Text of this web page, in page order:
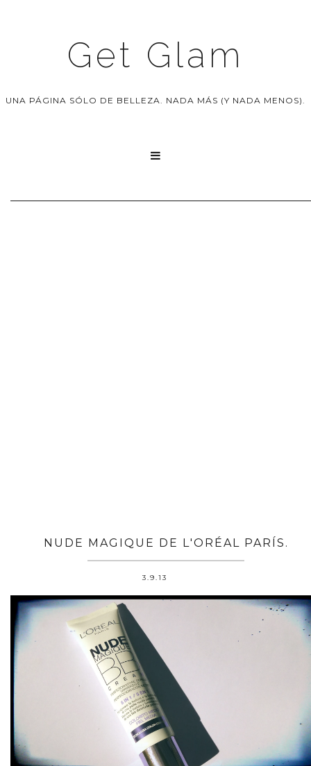
Get Glam
UNA PÁGINA SÓLO DE BELLEZA. NADA MÁS (Y NADA MENOS).

NUDE MAGIQUE DE L'ORÉAL PARÍS.
3.9.13